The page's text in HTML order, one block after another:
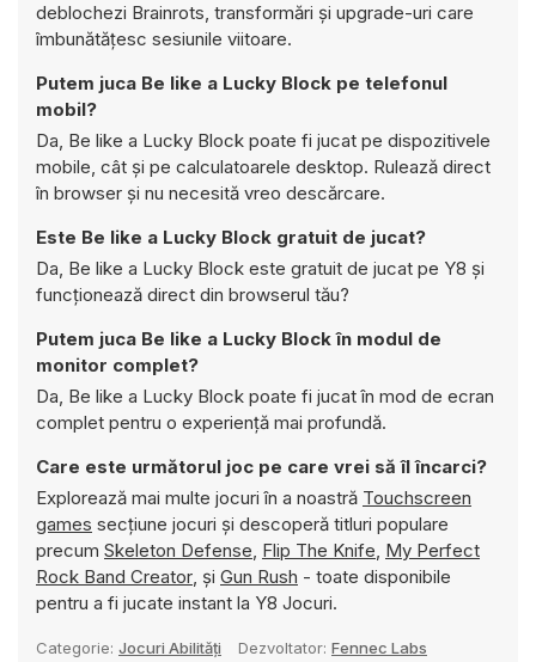
deblochezi Brainrots, transformări și upgrade-uri care
îmbunătățesc sesiunile viitoare.
Putem juca Be like a Lucky Block pe telefonul
mobil?
Da, Be like a Lucky Block poate fi jucat pe dispozitivele
mobile, cât și pe calculatoarele desktop. Rulează direct
în browser și nu necesită vreo descărcare.
Este Be like a Lucky Block gratuit de jucat?
Da, Be like a Lucky Block este gratuit de jucat pe Y8 și
funcționează direct din browserul tău?
Putem juca Be like a Lucky Block în modul de
monitor complet?
Da, Be like a Lucky Block poate fi jucat în mod de ecran
complet pentru o experiență mai profundă.
Care este următorul joc pe care vrei să îl încarci?
Explorează mai multe jocuri în a noastră Touchscreen
games secțiune jocuri și descoperă titluri populare
precum Skeleton Defense, Flip The Knife, My Perfect
Rock Band Creator, și Gun Rush - toate disponibile
pentru a fi jucate instant la Y8 Jocuri.
Categorie: Jocuri Abilități Dezvoltator: Fennec Labs